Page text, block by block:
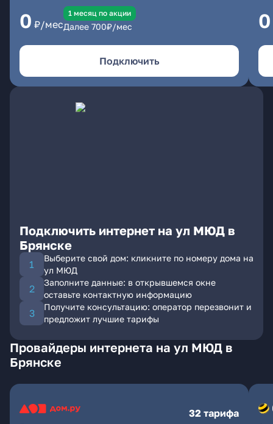
0 ₽/мес
1 месяц по акции
Далее 700₽/мес
Подключить
0
Подключить интернет на ул МЮД в
Брянске
Выберите свой дом: кликните по номеру дома на
ул МЮД
Заполните данные: в открывшемся окне
оставьте контактную информацию
Получите консультацию: оператор перезвонит и
предложит лучшие тарифы
Провайдеры интернета на ул МЮД в
Брянске
32 тарифа